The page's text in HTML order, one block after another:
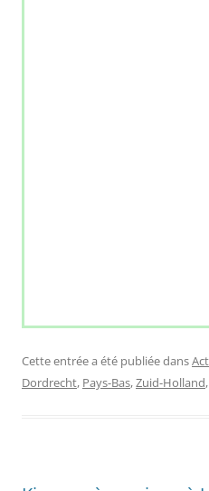
Cette entrée a été publiée dans
Dordrecht, Pays-Bas,Zuid-Holland